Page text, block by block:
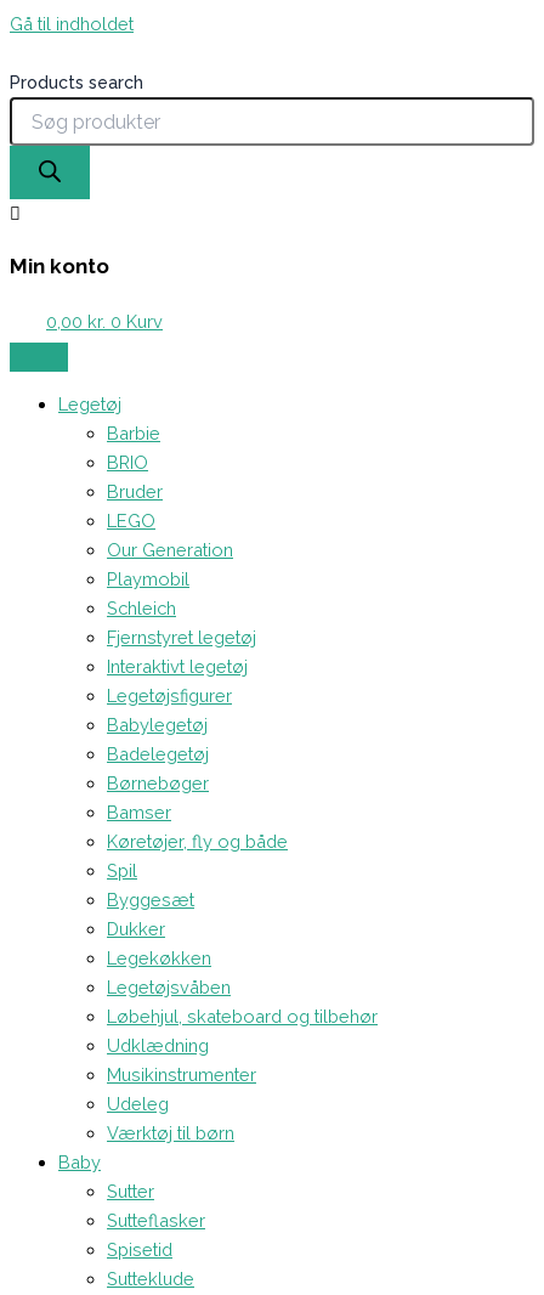
Gå til indholdet
Products search
Min konto
0,00 kr. 0 Kurv
Legetøj
Barbie
BRIO
Bruder
LEGO
Our Generation
Playmobil
Schleich
Fjernstyret legetøj
Interaktivt legetøj
Legetøjsfigurer
Babylegetøj
Badelegetøj
Børnebøger
Bamser
Køretøjer, fly og både
Spil
Byggesæt
Dukker
Legekøkken
Legetøjsvåben
Løbehjul, skateboard og tilbehør
Udklædning
Musikinstrumenter
Udeleg
Værktøj til børn
Baby
Sutter
Sutteflasker
Spisetid
Sutteklude